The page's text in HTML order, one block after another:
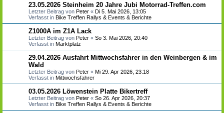
23.05.2026 Steinheim 20 Jahre Jubi Motorrad-Treffen.com
Letzter Beitrag von Peter « Di 5. Mai 2026, 13:05
Verfasst in Bike Treffen Rallys & Events & Berichte
Z1000A im Z1A Lack
Letzter Beitrag von Peter « So 3. Mai 2026, 20:40
Verfasst in Marktplatz
29.04.2026 Ausfahrt Mittwochsfahrer in den Weinbergen & im
Wald
Letzter Beitrag von Peter « Mi 29. Apr 2026, 23:18
Verfasst in Mittwochsfahrer
03.05.2026 Löwenstein Platte Bikertreff
Letzter Beitrag von Peter « So 26. Apr 2026, 20:37
Verfasst in Bike Treffen Rallys & Events & Berichte